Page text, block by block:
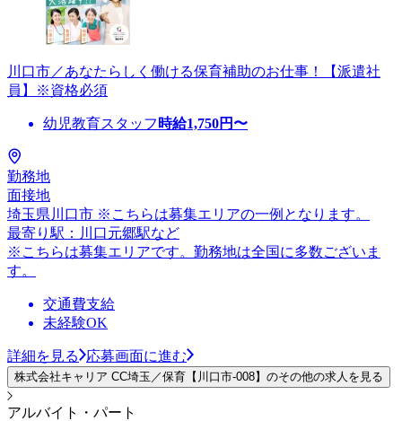
川口市／あなたらしく働ける保育補助のお仕事！【派遣社
員】※資格必須
幼児教育スタッフ 時給1,750円〜
勤務地
面接地
埼玉県川口市 ※こちらは募集エリアの一例となります。
最寄り駅：川口元郷駅など
※こちらは募集エリアです。勤務地は全国に多数ございま
す。
交通費支給
未経験OK
詳細を見る 応募画面に進む
株式会社キャリア CC埼玉／保育【川口市-008】のその他の求人を見る
アルバイト・パート